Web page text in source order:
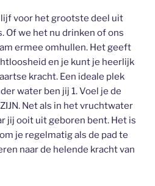
voor het grootste deel uit
Of we het nu drinken of ons
ermee omhullen. Het geeft
en je kunt je heerlijk
kracht. Een ideale plek
water ben jij 1. Voel je de
Net als in het vruchtwater
jij ooit uit geboren bent. Het is
je regelmatig als de pad te
naar de helende kracht van